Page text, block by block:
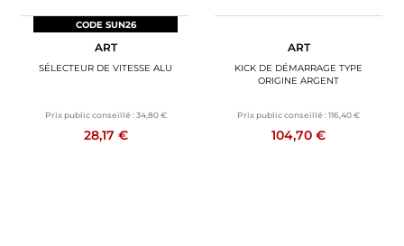
CODE SUN26
ART
SÉLECTEUR DE VITESSE ALU
Prix public conseillé : 34,80 €
28,17 €
ART
KICK DE DÉMARRAGE TYPE
ORIGINE ARGENT
Prix public conseillé :116,40 €
104,70 €